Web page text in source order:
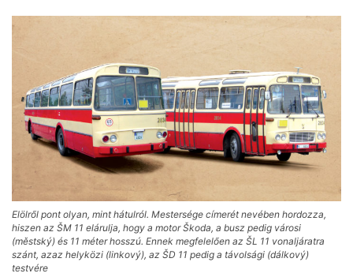
Elölről pont olyan, mint hátulról. Mestersége címerét nevében hordozza,
hiszen az ŠM 11 elárulja, hogy a motor Škoda, a busz pedig városi
(městský) és 11 méter hosszú. Ennek megfelelően az ŠL 11 vonaljáratra
szánt, azaz helyközi (linkový), az ŠD 11 pedig a távolsági (dálkový)
testvére